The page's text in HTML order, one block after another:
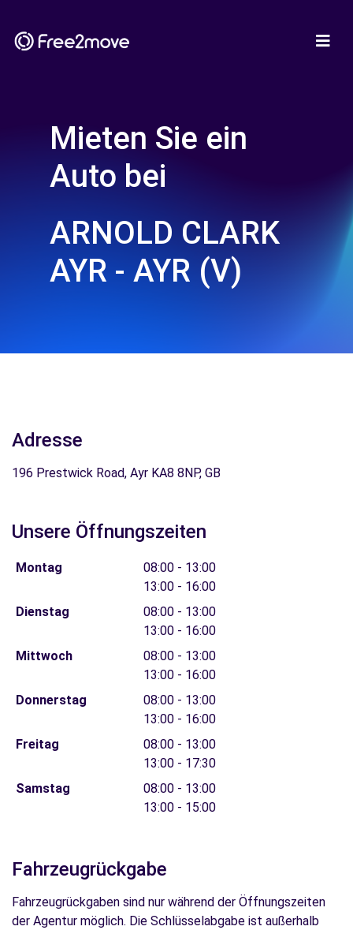
Mieten Sie ein
Auto bei
ARNOLD CLARK
AYR - AYR (V)
Adresse
196 Prestwick Road, Ayr KA8 8NP, GB
Unsere Öffnungszeiten
Montag
08:00 - 13:00
13:00 - 16:00
Dienstag
08:00 - 13:00
13:00 - 16:00
Mittwoch
08:00 - 13:00
13:00 - 16:00
Donnerstag
08:00 - 13:00
13:00 - 16:00
Freitag
08:00 - 13:00
13:00 - 17:30
Samstag
08:00 - 13:00
13:00 - 15:00
Fahrzeugrückgabe
Fahrzeugrückgaben sind nur während der Öffnungszeiten
der Agentur möglich. Die Schlüsselabgabe ist außerhalb